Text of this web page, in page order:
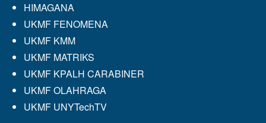
HIMAGANA
UKMF FENOMENA
UKMF KMM
UKMF MATRIKS
UKMF KPALH CARABINER
UKMF OLAHRAGA
UKMF UNYTechTV